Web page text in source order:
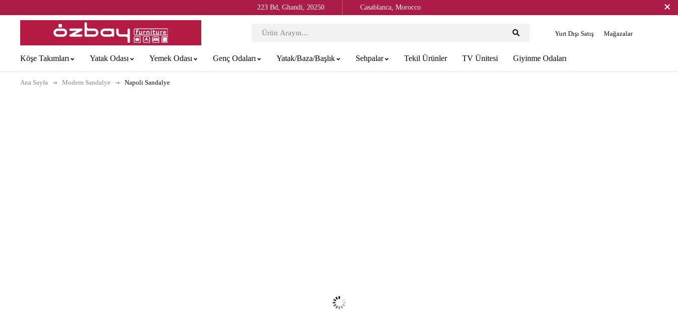
223 Bd, Ghandi, 20250 Casablanca, Morocco
Yurt Dışı Satış Mağazalar
Köşe Takımları Yatak Odası Yemek Odası Genç Odaları Yatak/Baza/Başlık Sehpalar Tekil Ürünler TV Ünitesi Giyinme Odaları
Ana Sayfa Modern Sandalye Napoli Sandalye